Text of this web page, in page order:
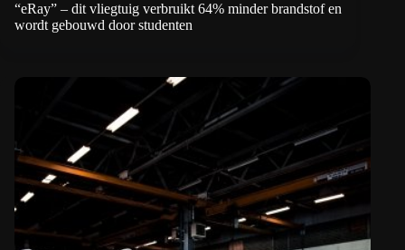
“eRay” – dit vliegtuig verbruikt 64% minder brandstof en
wordt gebouwd door studenten